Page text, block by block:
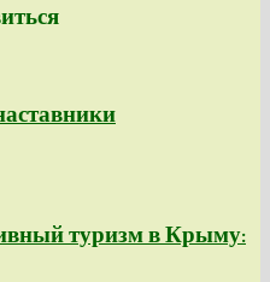
туризм в Крыму: